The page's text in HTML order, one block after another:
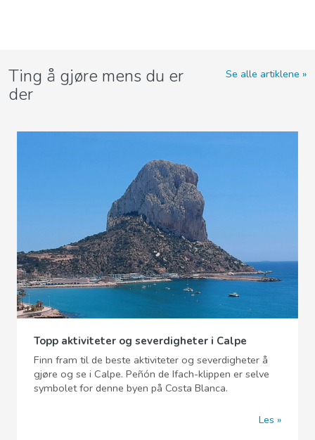
Ting å gjøre mens du er
der
Se alle artiklene
Topp aktiviteter og severdigheter i Calpe
Finn fram til de beste aktiviteter og severdigheter å
gjøre og se i Calpe. Peñón de Ifach-klippen er selve
symbolet for denne byen på Costa Blanca.
Les